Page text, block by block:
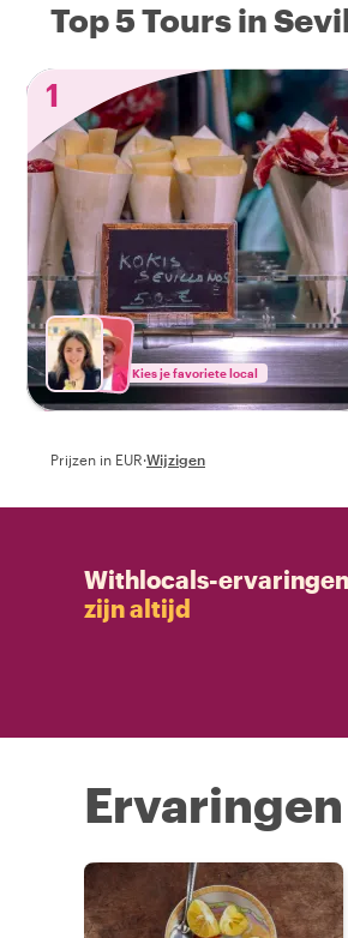
Top 5 Tours in
1
Kies je favoriete local
Prijzen in EUR·Wijzigen
Withlocals-ervaringen
zijn altijd